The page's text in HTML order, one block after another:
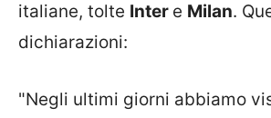
italiane, tolte Inter e Milan.
dichiarazioni:
"Negli ultimi giorni abbiamo